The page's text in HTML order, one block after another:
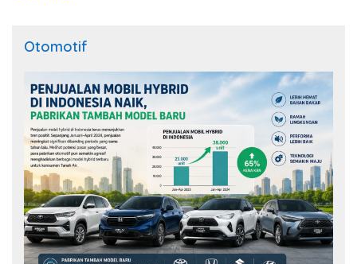
Otomotif